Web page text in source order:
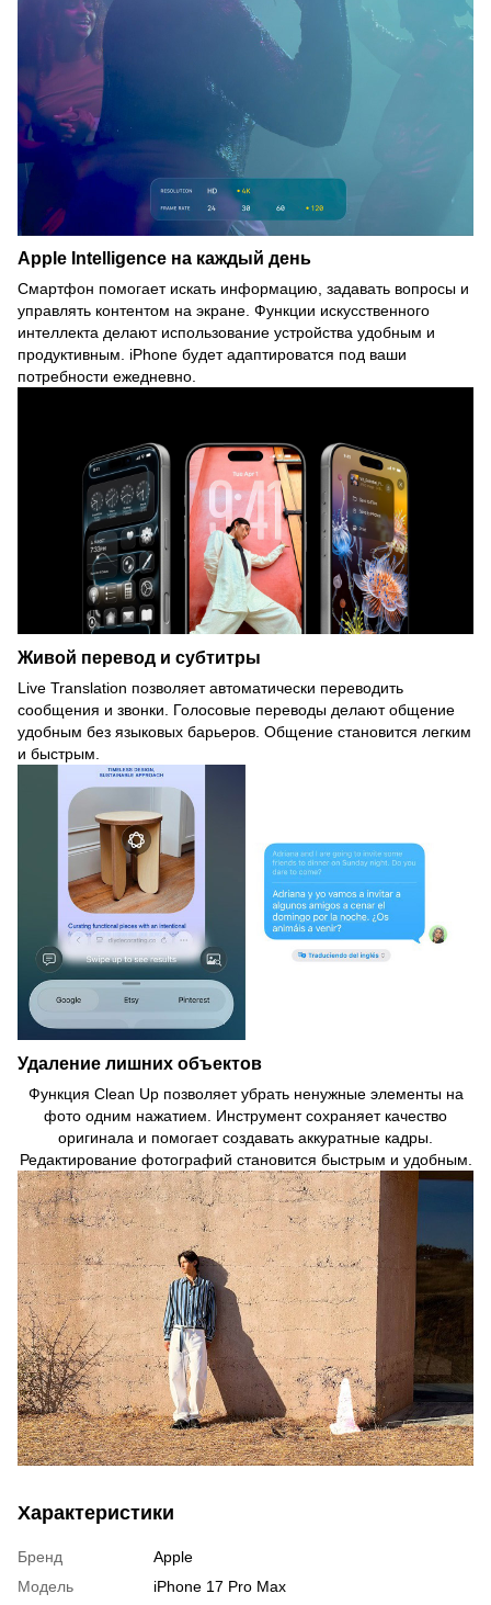
Apple Intelligence на каждый день
Смартфон помогает искать информацию, задавать вопросы и
управлять контентом на экране. Функции искусственного
интеллекта делают использование устройства удобным и
продуктивным. iPhone будет адаптироватся под ваши
потребности ежедневно.
Живой перевод и субтитры
Live Translation позволяет автоматически переводить
сообщения и звонки. Голосовые переводы делают общение
удобным без языковых барьеров. Общение становится легким
и быстрым.
Удаление лишних объектов
Функция Clean Up позволяет убрать ненужные элементы на
фото одним нажатием. Инструмент сохраняет качество
оригинала и помогает создавать аккуратные кадры.
Редактирование фотографий становится быстрым и удобным.
Характеристики
Бренд
Apple
Модель
iPhone 17 Pro Max